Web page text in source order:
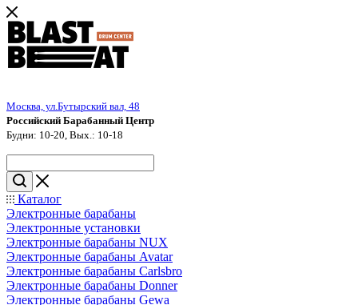
Москва, ул.Бутырский вал, 48
Российский Барабанный Центр
Будни: 10-20, Вых.: 10-18
Каталог
Электронные барабаны
Электронные установки
Электронные барабаны NUX
Электронные барабаны Avatar
Электронные барабаны Carlsbro
Электронные барабаны Donner
Электронные барабаны Gewa